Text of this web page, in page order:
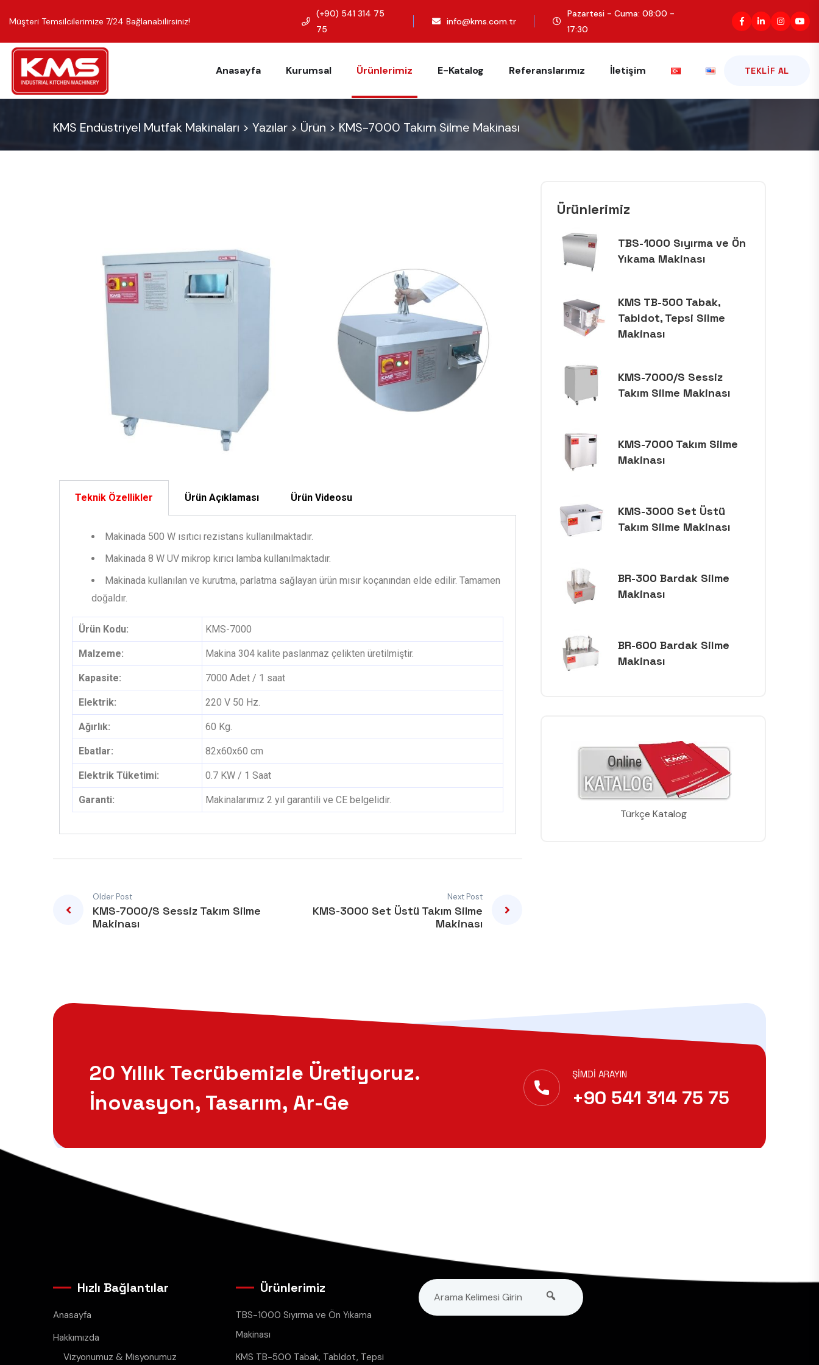
Müşteri Temsilcilerimize 7/24 Bağlanabilirsiniz!
(+90) 541 314 75
75
info@kms.com.tr
Pazartesi - Cuma: 08:00 -
17:30
Anasayfa Kurumsal Ürünlerimiz E-Katalog Referanslarımız İletişim TEKLIF AL
KMS Endüstriyel Mutfak Makinaları > Yazılar > Ürün > KMS-7000 Takım Silme Makinası
Teknik Özellikler Ürün Açıklaması Ürün Videosu
Makinada 500 W ısıtıcı rezistans kullanılmaktadır.
Makinada 8 W UV mikrop kırıcı lamba kullanılmaktadır.
Makinada kullanılan ve kurutma, parlatma sağlayan ürün mısır koçanından elde edilir. Tamamen
doğaldır.
Ürün Kodu: KMS-7000
Malzeme: Makina 304 kalite paslanmaz çelikten üretilmiştir.
Kapasite: 7000 Adet / 1 saat
Elektrik: 220 V 50 Hz.
Ağırlık: 60 Kg.
Ebatlar: 82x60x60 cm
Elektrik Tüketimi: 0.7 KW / 1 Saat
Garanti: Makinalarımız 2 yıl garantili ve CE belgelidir.
Older Post
KMS-7000/S Sessiz Takım Silme
Makinası
Next Post
KMS-3000 Set Üstü Takım Silme
Makinası
Ürünlerimiz
TBS-1000 Sıyırma ve Ön
Yıkama Makinası
KMS TB-500 Tabak,
Tabldot, Tepsi Silme
Makinası
KMS-7000/S Sessiz
Takım Silme Makinası
KMS-7000 Takım Silme
Makinası
KMS-3000 Set Üstü
Takım Silme Makinası
BR-300 Bardak Silme
Makinası
BR-600 Bardak Silme
Makinası
Türkçe Katalog
20 Yıllık Tecrübemizle Üretiyoruz.
İnovasyon, Tasarım, Ar-Ge
ŞIMDI ARAYIN
+90 541 314 75 75
Hızlı Bağlantılar
Anasayfa
Hakkımızda
Vizyonumuz & Misyonumuz
Ürünlerimiz
TBS-1000 Sıyırma ve Ön Yıkama
Makinası
KMS TB-500 Tabak, Tabldot, Tepsi